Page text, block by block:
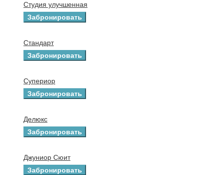
Студия улучшенная
Забронировать
Стандарт
Забронировать
Супериор
Забронировать
Делюкс
Забронировать
Джуниор Сюит
Забронировать